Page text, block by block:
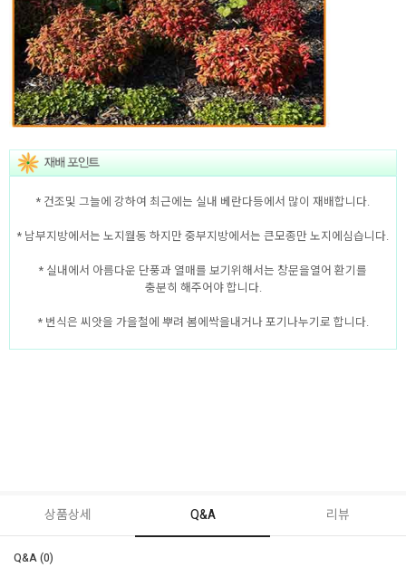
* 건조및 그늘에 강하여 최근에는 실내 베란다등에서 많이 재배합니다.
* 남부지방에서는 노지월동 하지만 중부지방에서는 큰모종만 노지에심습니다.
* 실내에서 아름다운 단풍과 열매를 보기위해서는 창문을열어 환기를
충분히 해주어야 합니다.
* 번식은 씨앗을 가을철에 뿌려 봄에싹을내거나 포기나누기로 합니다.
상품상세 Q&A 리뷰
Q&A (0)